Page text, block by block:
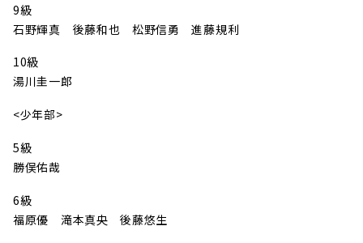
9級
石野輝真 後藤和也 松野信勇 進藤規利
10級
湯川圭一郎
<少年部>
5級
勝俣佑哉
6級
福原優 滝本真央 後藤悠生